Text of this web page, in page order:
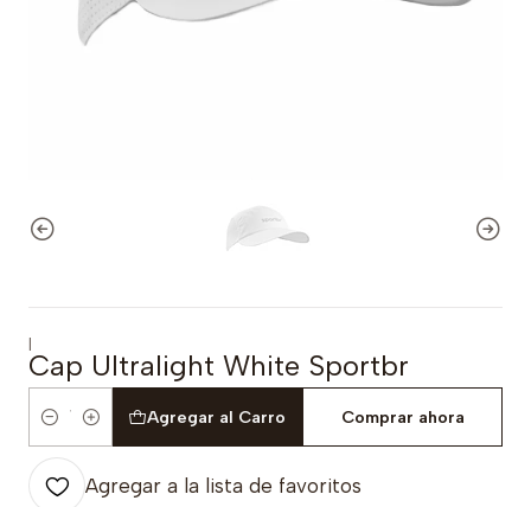
|
Cap Ultralight White Sportbr
Cantidad
Agregar al Carro Comprar ahora
Agregar a la lista de favoritos